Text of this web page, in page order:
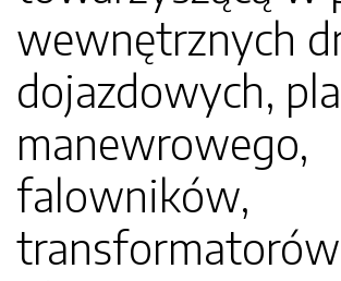
wewnętrznych
dojazdowych,
manewrowego,
falowników,